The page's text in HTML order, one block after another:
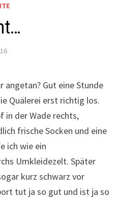
angetan? Gut eine Stunde
Quälerei erst richtig los.
in der Wade rechts,
frische Socken und eine
ich wie ein
Umkleidezelt. Später
kurz schwarz vor
tut ja so gut und ist ja so